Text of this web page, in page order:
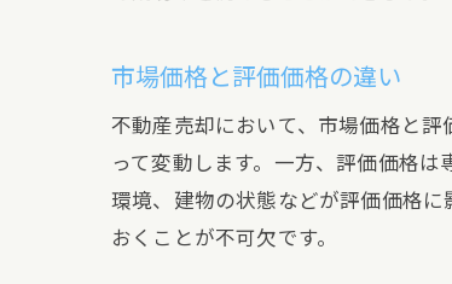
市場価格と評価価格の違い
不動産売却において、市場価格と
って変動します。一方、評価価格
環境、建物の状態などが評価価格
おくことが不可欠です。